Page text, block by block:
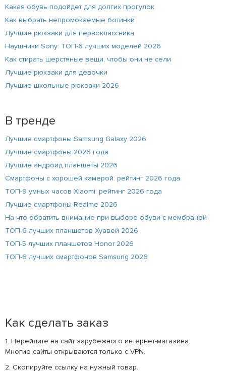
Какая обувь подойдет для долгих прогулок
Как выбрать непромокаемые ботинки
Лучшие рюкзаки для первоклассника
Наушники Sony: ТОП-6 лучших моделей 2026
Как стирать шерстяные вещи, чтобы они не сели
Лучшие рюкзаки для девочки
Лучшие школьные рюкзаки 2026
В тренде
Лучшие смартфоны Samsung Galaxy 2026
Лучшие смартфоны 2026 года
Лучшие андроид планшеты 2026
Смартфоны с хорошей камерой: рейтинг 2026 года
ТОП-9 умных часов Xiaomi: рейтинг 2026 года
Лучшие смартфоны Realme 2026
На что обратить внимание при выборе обуви с мембраной
ТОП-6 лучших планшетов Хуавей 2026
ТОП-5 лучших планшетов Honor 2026
ТОП-6 лучших смартфонов Samsung 2026
Как сделать заказ
1. Перейдите на сайт зарубежного интернет-магазина.
Многие сайты открываются только с VPN.
2. Скопируйте ссылку на нужный товар.